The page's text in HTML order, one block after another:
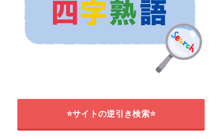
⭐サイトの逆引き検索⭐